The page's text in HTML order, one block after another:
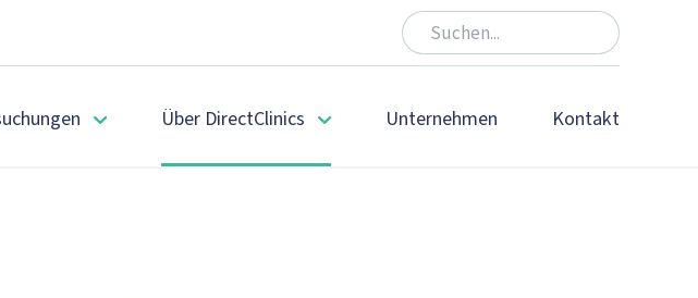
Über DirectClinics Unternehmen Kontakt